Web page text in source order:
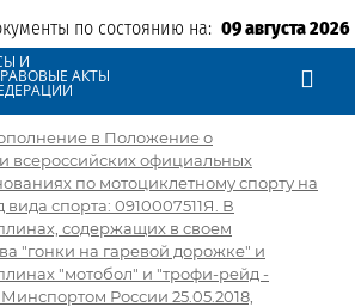
по состоянию на: 09 августа 2026
И
АКТЫ
в Положение о
всероссийских официальных
по мотоциклетному спорту на
спорта: 0910007511Я. В
содержащих в своем
"гонки на гаревой дорожке" и
"мотобол" и "трофи-рейд -
России 25.05.2018,